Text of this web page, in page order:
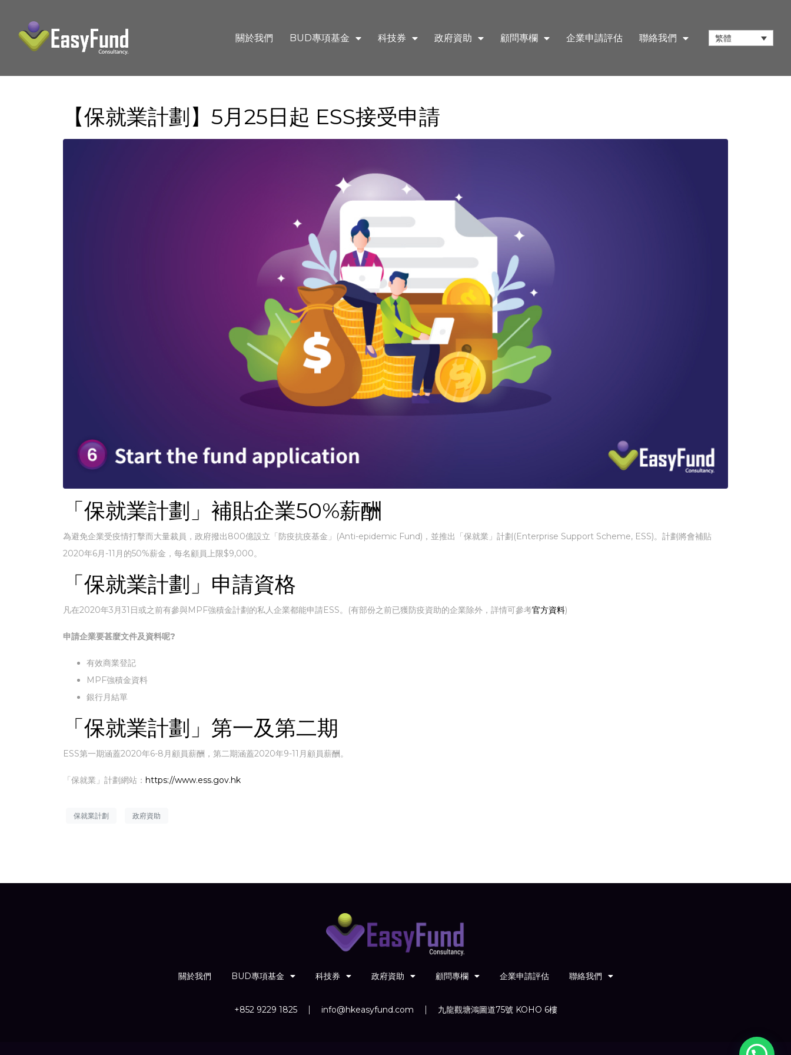
關於我們 BUD專項基金 科技券 政府資助 顧問專欄 企業申請評估 聯絡我們 繁體
【保就業計劃】5月25日起 ESS接受申請
「保就業計劃」補貼企業50%薪酬
為避免企業受疫情打擊而大量裁員，政府撥出800億設立「防疫抗疫基金」(Anti-epidemic Fund)，並推出「保就業」計劃(Enterprise Support Scheme, ESS)。計劃將會補貼
2020年6月-11月的50%薪金，每名顧員上限$9,000。
「保就業計劃」申請資格
凡在2020年3月31日或之前有參與MPF強積金計劃的私人企業都能申請ESS。(有部份之前已獲防疫資助的企業除外，詳情可參考官方資料)
申請企業要甚麼文件及資料呢?
有效商業登記
MPF強積金資料
銀行月結單
「保就業計劃」第一及第二期
ESS第一期涵蓋2020年6-8月顧員薪酬，第二期涵蓋2020年9-11月顧員薪酬。
「保就業」計劃網站： https://www.ess.gov.hk
保就業計劃 政府資助
關於我們 BUD專項基金 科技券 政府資助 顧問專欄 企業申請評估 聯絡我們
+852 9229 1825 info@hkeasyfund.com 九龍觀塘鴻圖道75號 KOHO 6樓